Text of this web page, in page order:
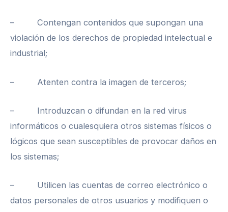
– Contengan contenidos que supongan una
violación de los derechos de propiedad intelectual e
industrial;
– Atenten contra la imagen de terceros;
– Introduzcan o difundan en la red virus
informáticos o cualesquiera otros sistemas físicos o
lógicos que sean susceptibles de provocar daños en
los sistemas;
– Utilicen las cuentas de correo electrónico o
datos personales de otros usuarios y modifiquen o